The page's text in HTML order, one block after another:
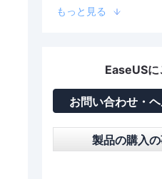
もっと見る
EaseUS
お問い合わせ・
製品の購入